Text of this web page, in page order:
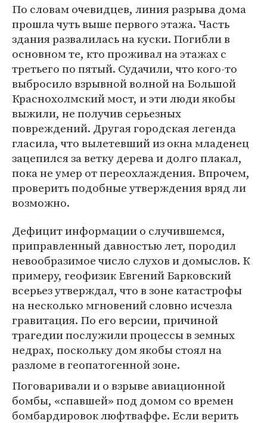
По словам очевидцев, линия разрыва дома
прошла чуть выше первого этажа. Часть
здания развалилась на куски. Погибли в
основном те, кто проживал на этажах с
третьего по пятый. Судачили, что кого-то
выбросило взрывной волной на Большой
Краснохолмский мост, и эти люди якобы
выжили, не получив серьезных
повреждений. Другая городская легенда
гласила, что вылетевший из окна младенец
зацепился за ветку дерева и долго плакал,
пока не умер от переохлаждения. Впрочем,
проверить подобные утверждения вряд ли
возможно.
Дефицит информации о случившемся,
приправленный давностью лет, породил
невообразимое число слухов и домыслов. К
примеру, геофизик Евгений Барковский
всерьез утверждал, что в зоне катастрофы
на несколько мгновений словно исчезла
гравитация. По его версии, причиной
трагедии послужили процессы в земных
недрах, поскольку дом якобы стоял на
разломе в геопатогенной зоне.
Поговаривали и о взрыве авиационной
бомбы, «спавшей» под домом со времен
бомбардировок люфтваффе. Если верить